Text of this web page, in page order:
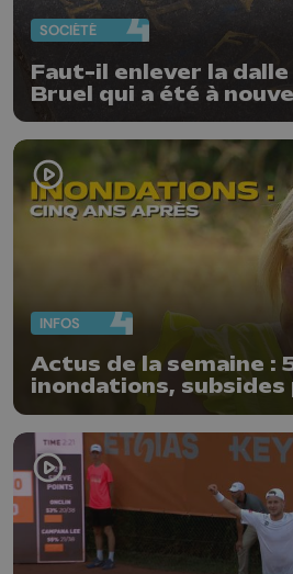
SOCIÉTÉ
Faut-il enlever la
Bruel qui a été à
"Nos ouvriers sont en
INFOS
Actus de la semaine :
inondations,